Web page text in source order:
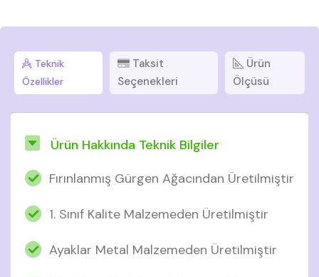
Teknik
Özellikler
Taksit
Seçenekleri
Ürün
Ölçüsü
Ürün Hakkında Teknik Bilgiler
Fırınlanmış Gürgen Ağacından Üretilmiştir
1. Sınıf Kalite Malzemeden Üretilmiştir
Ayaklar Metal Malzemeden Üretilmiştir